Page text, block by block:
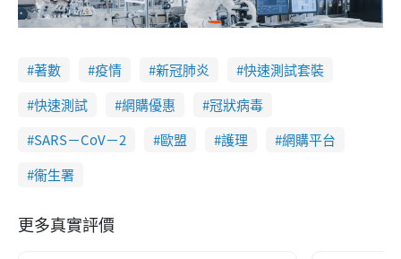
著數 疫情 新冠肺炎
快速測試套裝
快速測試
網購優惠
冠狀病毒
SARS－CoV－2
歐盟 護理
網購平台
衞生署
更多真實評價